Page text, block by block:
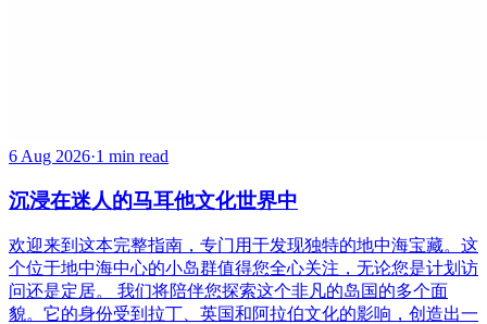
6 Aug 2026·1 min read
沉浸在迷人的马耳他文化世界中
欢迎来到这本完整指南，专门用于发现独特的地中海宝藏。这
个位于地中海中心的小岛群值得您全心关注，无论您是计划访
问还是定居。 我们将陪伴您探索这个非凡的岛国的多个面
貌。它的身份受到拉丁、英国和阿拉伯文化的影响，创造出一